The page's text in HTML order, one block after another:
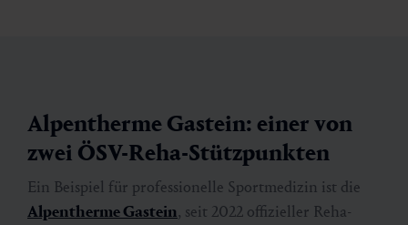
Alpentherme Gastein: einer von
zwei ÖSV-Reha-Stützpunkten
Ein Beispiel für professionelle Sportmedizin ist die
Alpentherme Gastein, seit 2022 offizieller Reha-